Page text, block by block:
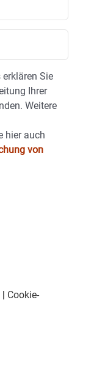
Sie
Ihrer
Weitere
hier auch
von
Cookie-